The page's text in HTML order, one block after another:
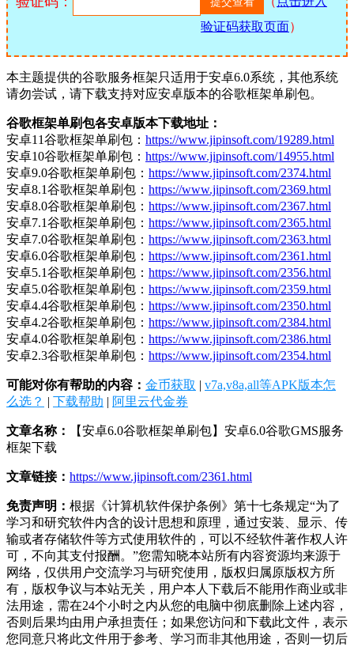
验证码获取页面）
本主题提供的谷歌服务框架只适用于安卓6.0系统，其他系统
请勿尝试，请下载支持对应安卓版本的谷歌框架单刷包。
谷歌框架单刷包各安卓版本下载地址：
安卓11谷歌框架单刷包： https://www.jipinsoft.com/19289.html
安卓10谷歌框架单刷包： https://www.jipinsoft.com/14955.html
安卓9.0谷歌框架单刷包： https://www.jipinsoft.com/2374.html
安卓8.1谷歌框架单刷包： https://www.jipinsoft.com/2369.html
安卓8.0谷歌框架单刷包： https://www.jipinsoft.com/2367.html
安卓7.1谷歌框架单刷包： https://www.jipinsoft.com/2365.html
安卓7.0谷歌框架单刷包： https://www.jipinsoft.com/2363.html
安卓6.0谷歌框架单刷包： https://www.jipinsoft.com/2361.html
安卓5.1谷歌框架单刷包： https://www.jipinsoft.com/2356.html
安卓5.0谷歌框架单刷包： https://www.jipinsoft.com/2359.html
安卓4.4谷歌框架单刷包： https://www.jipinsoft.com/2350.html
安卓4.2谷歌框架单刷包： https://www.jipinsoft.com/2384.html
安卓4.0谷歌框架单刷包： https://www.jipinsoft.com/2386.html
安卓2.3谷歌框架单刷包： https://www.jipinsoft.com/2354.html
可能对你有帮助的内容： 金币获取 | v7a,v8a,all等APK版本怎
么选？ | 下载帮助 | 阿里云代金券
文章名称：
【安卓6.0谷歌框架单刷包】安卓6.0谷歌GMS服务
框架下载
文章链接： https://www.jipinsoft.com/2361.html
免责声明： 根据《计算机软件保护条例》第十七条规定“为了
学习和研究软件内含的设计思想和原理，通过安装、显示、传
输或者存储软件等方式使用软件的，可以不经软件著作权人许
可，不向其支付报酬。”您需知晓本站所有内容资源均来源于
网络，仅供用户交流学习与研究使用，版权归属原版权方所
有，版权争议与本站无关，用户本人下载后不能用作商业或非
法用途，需在24个小时之内从您的电脑中彻底删除上述内容，
否则后果均由用户承担责任；如果您访问和下载此文件，表示
您同意只将此文件用于参考、学习而非其他用途，否则一切后